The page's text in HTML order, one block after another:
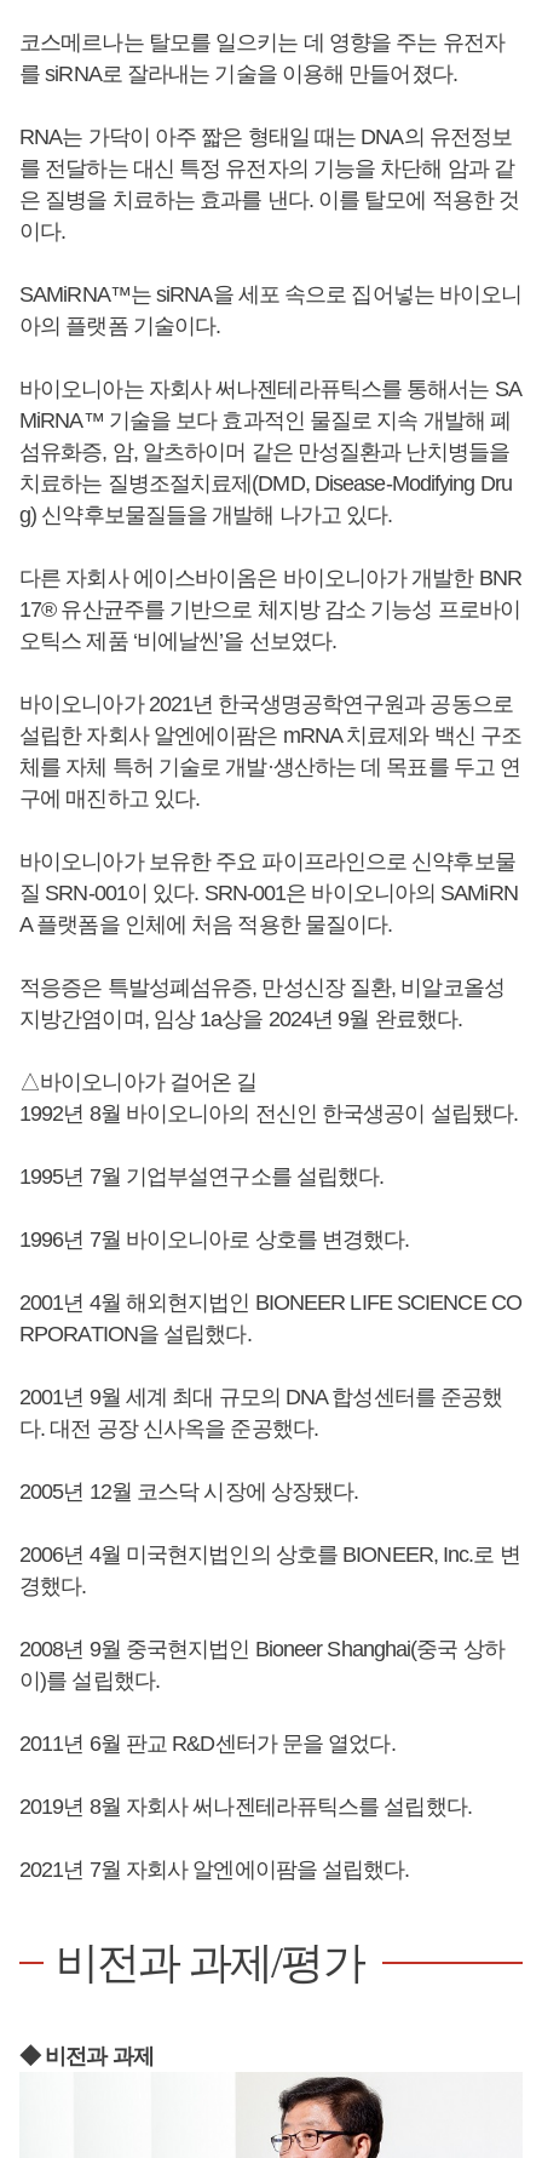
코스메르나는 탈모를 일으키는 데 영향을 주는 유전자
를 siRNA로 잘라내는 기술을 이용해 만들어졌다.
RNA는 가닥이 아주 짧은 형태일 때는 DNA의 유전정보
를 전달하는 대신 특정 유전자의 기능을 차단해 암과 같
은 질병을 치료하는 효과를 낸다. 이를 탈모에 적용한 것
이다.
SAMiRNA™는 siRNA을 세포 속으로 집어넣는 바이오니
아의 플랫폼 기술이다.
바이오니아는 자회사 써나젠테라퓨틱스를 통해서는 SA
MiRNA™ 기술을 보다 효과적인 물질로 지속 개발해 폐
섬유화증, 암, 알츠하이머 같은 만성질환과 난치병들을
치료하는 질병조절치료제(DMD, Disease-Modifying Dru
g) 신약후보물질들을 개발해 나가고 있다.
다른 자회사 에이스바이옴은 바이오니아가 개발한 BNR
17® 유산균주를 기반으로 체지방 감소 기능성 프로바이
오틱스 제품 ‘비에날씬’을 선보였다.
바이오니아가 2021년 한국생명공학연구원과 공동으로
설립한 자회사 알엔에이팜은 mRNA 치료제와 백신 구조
체를 자체 특허 기술로 개발·생산하는 데 목표를 두고 연
구에 매진하고 있다.
바이오니아가 보유한 주요 파이프라인으로 신약후보물
질 SRN-001이 있다. SRN-001은 바이오니아의 SAMiRN
A 플랫폼을 인체에 처음 적용한 물질이다.
적응증은 특발성폐섬유증, 만성신장 질환, 비알코올성
지방간염이며, 임상 1a상을 2024년 9월 완료했다.
△바이오니아가 걸어온 길
1992년 8월 바이오니아의 전신인 한국생공이 설립됐다.
1995년 7월 기업부설연구소를 설립했다.
1996년 7월 바이오니아로 상호를 변경했다.
2001년 4월 해외현지법인 BIONEER LIFE SCIENCE CO
RPORATION을 설립했다.
2001년 9월 세계 최대 규모의 DNA 합성센터를 준공했
다. 대전 공장 신사옥을 준공했다.
2005년 12월 코스닥 시장에 상장됐다.
2006년 4월 미국현지법인의 상호를 BIONEER, Inc.로 변
경했다.
2008년 9월 중국현지법인 Bioneer Shanghai(중국 상하
이)를 설립했다.
2011년 6월 판교 R&D센터가 문을 열었다.
2019년 8월 자회사 써나젠테라퓨틱스를 설립했다.
2021년 7월 자회사 알엔에이팜을 설립했다.
비전과 과제/평가
◆ 비전과 과제